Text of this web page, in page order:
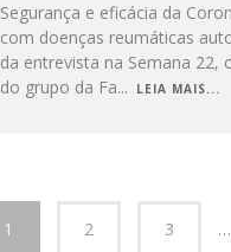
Segurança e eficácia da
com doenças reumáticas
da entrevista na Semana 22,
do grupo da Fa... LEIA MAIS...
1 2 3 …